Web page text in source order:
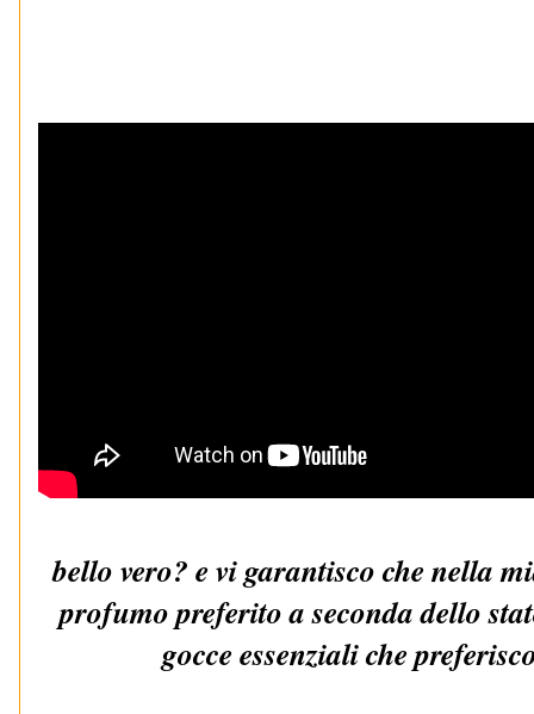
bello vero? e vi garantisco che nella
profumo preferito a seconda dello
gocce essenziali che